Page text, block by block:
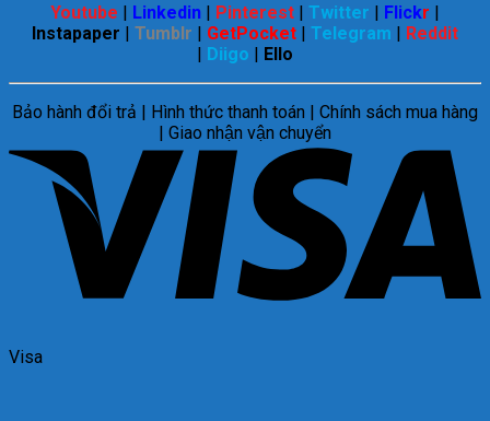
Youtube | Linkedin | Pinterest | Twitter | Flickr |
Instapaper | Tumblr | GetPocket | Telegram | Reddit
| Diigo | Ello
Bảo hành đổi trả | Hình thức thanh toán | Chính sách mua hàng
| Giao nhận vận chuyển
Visa